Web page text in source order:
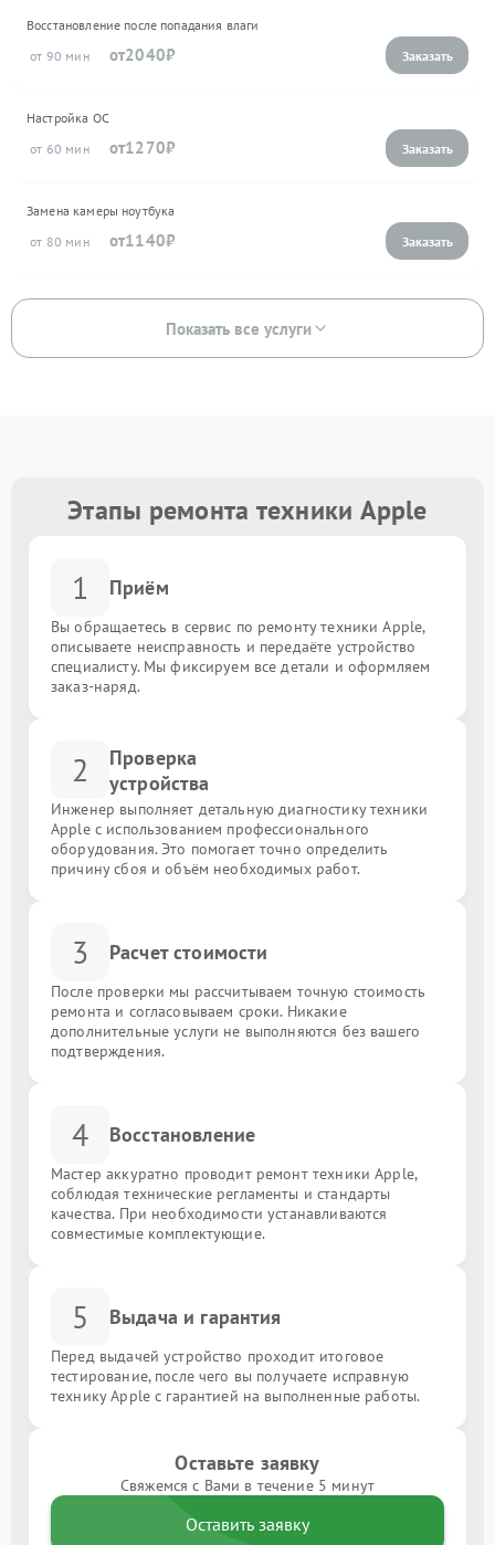
Восстановление после попадания влаги
90
2040
Настройка ОС
60
1270
Замена камеры ноутбука
80
1140
Показать все услуги
Этапы ремонта техники Apple
1 Приём
Вы обращаетесь в сервис по ремонту техники Apple,
описываете неисправность и передаёте устройство
специалисту. Мы фиксируем все детали и оформляем
заказ-наряд.
2
Проверка
устройства
Инженер выполняет детальную диагностику техники
Apple с использованием профессионального
оборудования. Это помогает точно определить
причину сбоя и объём необходимых работ.
3 Расчет стоимости
После проверки мы рассчитываем точную стоимость
ремонта и согласовываем сроки. Никакие
дополнительные услуги не выполняются без вашего
подтверждения.
4 Восстановление
Мастер аккуратно проводит ремонт техники Apple,
соблюдая технические регламенты и стандарты
качества. При необходимости устанавливаются
совместимые комплектующие.
5 Выдача и гарантия
Перед выдачей устройство проходит итоговое
тестирование, после чего вы получаете исправную
технику Apple с гарантией на выполненные работы.
Оставьте заявку
Свяжемся с Вами в течение 5 минут
Оставить заявку